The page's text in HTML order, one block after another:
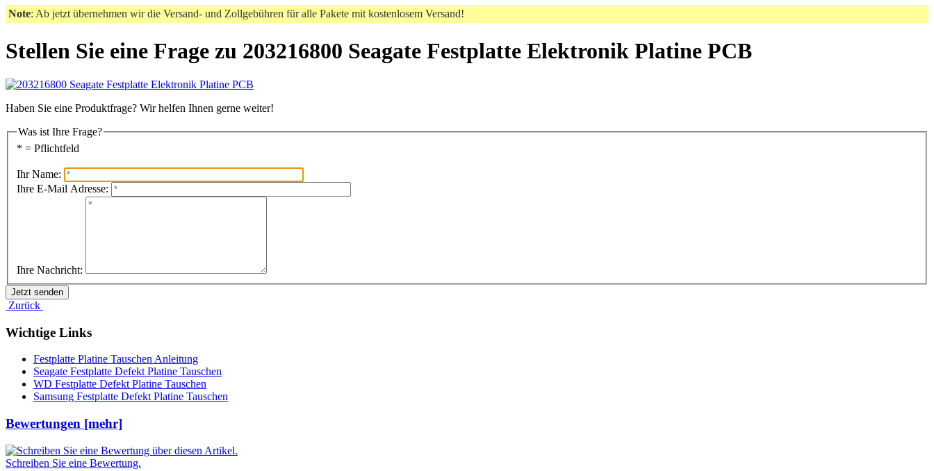
Note: Ab jetzt übernehmen wir die Versand- und Zollgebühren für alle Pakete mit kostenlosem Versand!
Stellen Sie eine Frage zu 203216800 Seagate Festplatte Elektronik Platine PCB
Haben Sie eine Produktfrage? Wir helfen Ihnen gerne weiter!
Was ist Ihre Frage?
* = Pflichtfeld
Ihr Name:
Ihre E-Mail Adresse:
Ihre Nachricht:
Zurück
Wichtige Links
Festplatte Platine Tauschen Anleitung
Seagate Festplatte Defekt Platine Tauschen
WD Festplatte Defekt Platine Tauschen
Samsung Festplatte Defekt Platine Tauschen
Bewertungen [mehr]
Schreiben Sie eine Bewertung.